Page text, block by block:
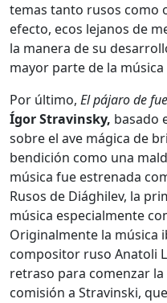
temas tanto rusos como
efecto, ecos lejanos de
la manera de su
mayor parte de la
Por último, El pájaro de
Ígor Stravinsky, basado
sobre el ave mágica de
bendición como una
música fue estrenada
Rusos de Diághilev, la
música especialmente
Originalmente la música
compositor ruso Anatoli
retraso para comenzar
comisión a Stravinski,